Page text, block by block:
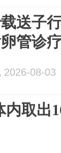
送子
管诊
2026-08-03
取出